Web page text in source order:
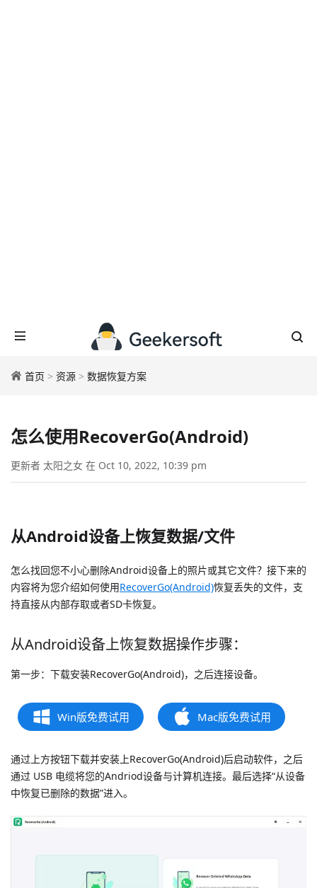
首页 > 资源 > 数据恢复方案
怎么使用RecoverGo(Android)
更新者 太阳之女 在 Oct 10, 2022, 10:39 pm
从Android设备上恢复数据/文件
怎么找回您不小心删除Android设备上的照片或其它文件？接下来的
内容将为您介绍如何使用RecoverGo(Android)恢复丢失的文件，支
持直接从内部存取或者SD卡恢复。
从Android设备上恢复数据操作步骤：
第一步：下载安装RecoverGo(Android)，之后连接设备。
Win版免费试用 Mac版免费试用
通过上方按钮下载并安装上RecoverGo(Android)后启动软件，之后
通过 USB 电缆将您的Andriod设备与计算机连接。最后选择“从设备
中恢复已删除的数据”进入。